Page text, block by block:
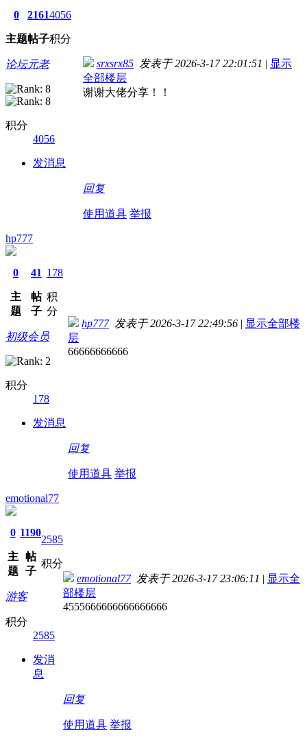
0
主题
2161
帖子
4056
积分
论坛元老
积分
4056
发消息
srxsrx85 发表于 2026-3-17 22:01:51 | 显示
全部楼层
谢谢大佬分享！！
回复
使用道具 举报
hp777
0
主
题
41
帖
子
178
积
分
初级会员
积分
178
发消息
hp777发表于 2026-3-17 22:49:56 | 显示全部楼
层
66666666666
回复
使用道具 举报
emotional77
0
主
题
1190
帖
子
2585
积分
游客
积分
2585
发消
息
emotional77发表于 2026-3-17 23:06:11 | 显示全
部楼层
4555666666666666666
回复
使用道具 举报